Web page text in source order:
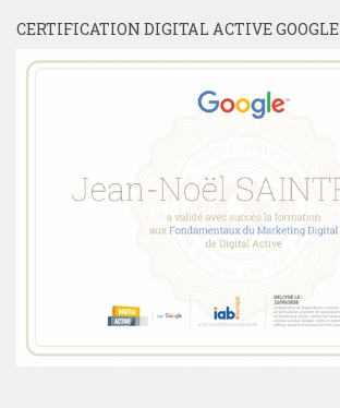
CERTIFICATION DIGITAL ACTIVE GOOGLE